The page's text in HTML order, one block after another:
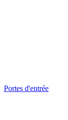
Portes d'entrée